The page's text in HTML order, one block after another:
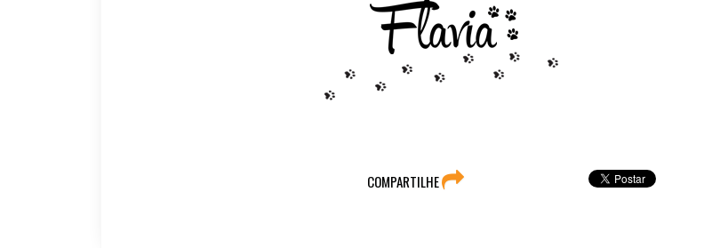
COMPARTILHE